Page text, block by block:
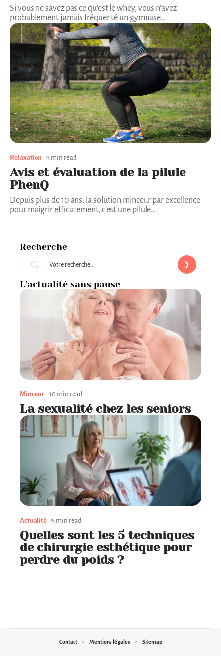
Si vous ne savez pas ce qu’est le whey, vous n’avez
probablement jamais fréquenté un gymnase…
Relaxation 3 min read
Avis et évaluation de la pilule
PhenQ
Depuis plus de 10 ans, la solution minceur par excellence
pour maigrir efficacement, c’est une pilule…
Recherche
L’actualité sans pause
Minceur 10 min read
La sexualité chez les seniors
Actualité 5 min read
Quelles sont les 5 techniques
de chirurgie esthétique pour
perdre du poids ?
Contact Mentions légales Sitemap